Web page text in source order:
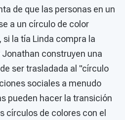
de que las personas en un
a un círculo de color
la tía Linda compra la
Jonathan construyen una
ser trasladada al "círculo
sociales a menudo
pueden hacer la transición
círculos de colores con el